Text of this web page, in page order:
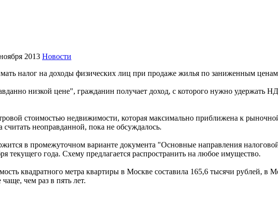
2013 Новости
налог на доходы физических лиц при продаже жилья по заниженным
низкой цене", гражданин получает доход, с которого нужно удержать
стоимостью недвижимости, которая максимально приближена к
неоправданной, пока не обсуждалось.
в промежуточном варианте документа "Основные направления
текущего года. Схему предлагается распространить на любое имущество.
квадратного метра квартиры в Москве составила 165,6 тысячи рублей,
чем раз в пять лет.